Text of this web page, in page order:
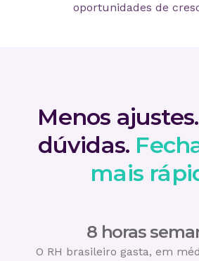
oportunidades de
Menos
dúvidas.
mais
8 horas
O RH brasileiro gasta, em